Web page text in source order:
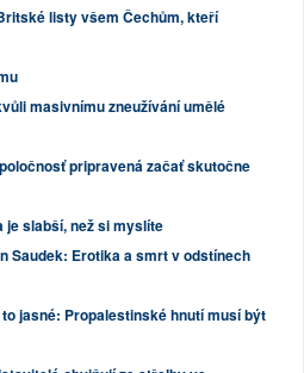
listy všem Čechům, kteří
masivnímu zneužívání umělé
pripravená začať skutočne
je slabší, než si myslíte
Saudek: Erotika a smrt v odstínech
jasné: Propalestinské hnutí musí být